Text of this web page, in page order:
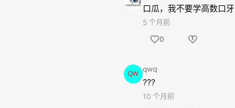
口瓜，我不要学高数口牙
5 个月前
0
qwq
???
10 个月前